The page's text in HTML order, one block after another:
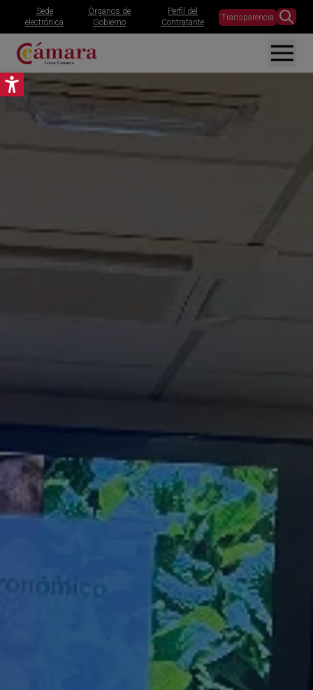
Abrir barra de herramientas
Sede
electrónica
Órganos de
Gobierno
Perfil del
Contratante
Transparencia